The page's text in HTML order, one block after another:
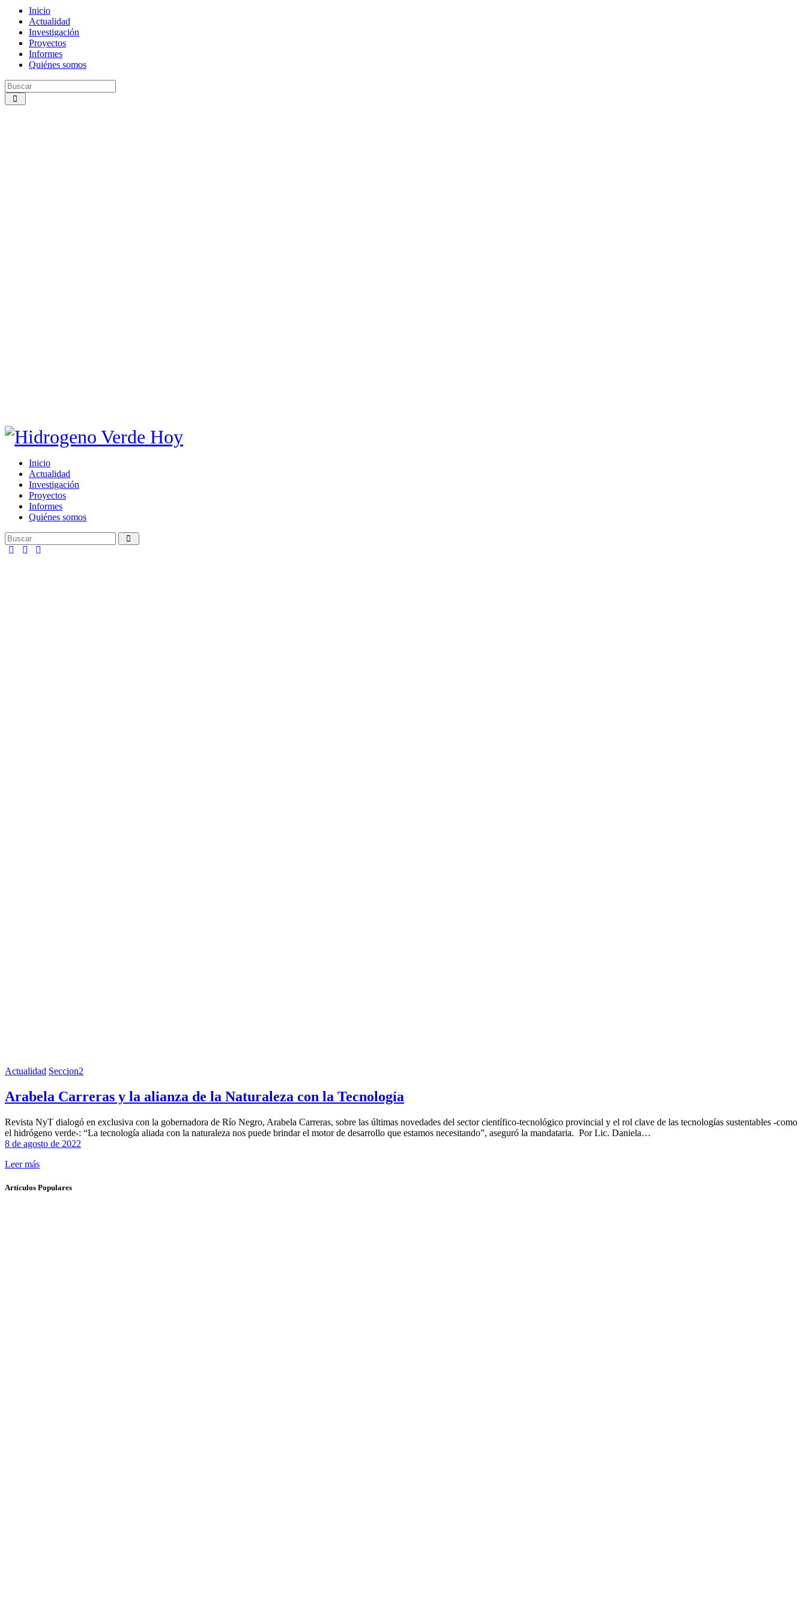
Inicio
Actualidad
Investigación
Proyectos
Informes
Quiénes somos
Inicio
Actualidad
Investigación
Proyectos
Informes
Quiénes somos
Actualidad Seccion2
Arabela Carreras y la alianza de la Naturaleza con la Tecnología
Revista NyT dialogó en exclusiva con la gobernadora de Río Negro, Arabela Carreras, sobre las últimas novedades del sector científico-tecnológico provincial y el rol clave de las tecnologías sustentables -como
el hidrógeno verde-: “La tecnología aliada con la naturaleza nos puede brindar el motor de desarrollo que estamos necesitando”, aseguró la mandataria. Por Lic. Daniela…
8 de agosto de 2022
Leer más
Artículos Populares